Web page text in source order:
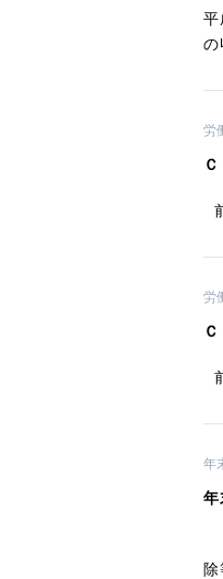
平
の
労
労
年